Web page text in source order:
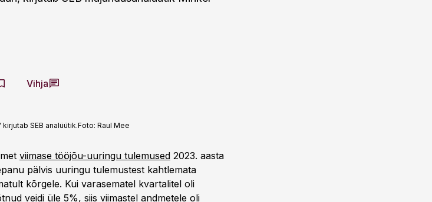
Vihja
SEB analüütik.Foto: Raul Mee
viimase tööjõu-uuringu tulemused 2023. aasta
pälvis uuringu tulemustest kahtlemata
kõrgele. Kui varasematel kvartalitel oli
veidi üle 5%, siis viimastel andmetele oli